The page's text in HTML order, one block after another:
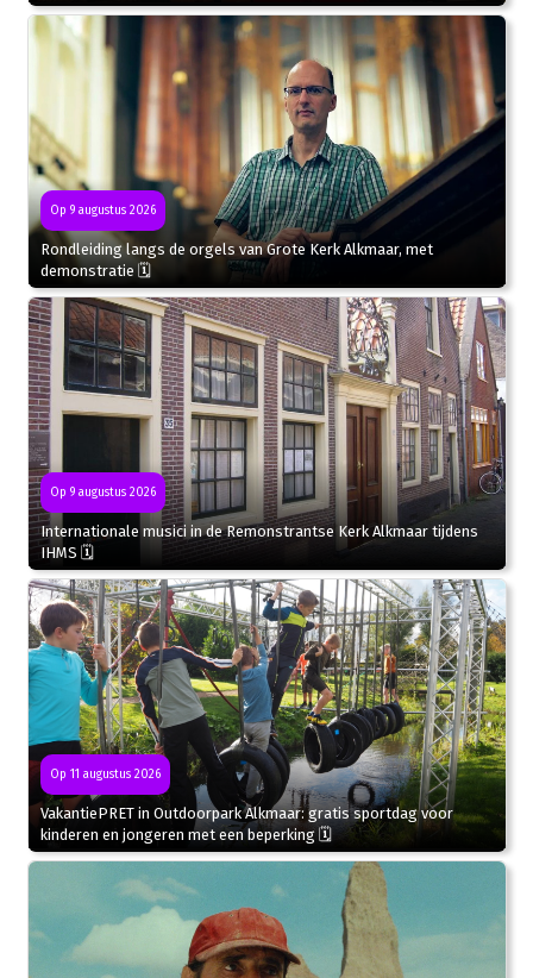
Op 9 augustus 2026
Rondleiding langs de orgels van Grote Kerk Alkmaar, met
demonstratie 🗓
Op 9 augustus 2026
Internationale musici in de Remonstrantse Kerk Alkmaar tijdens
IHMS 🗓
Op 11 augustus 2026
VakantiePRET in Outdoorpark Alkmaar: gratis sportdag voor
kinderen en jongeren met een beperking 🗓